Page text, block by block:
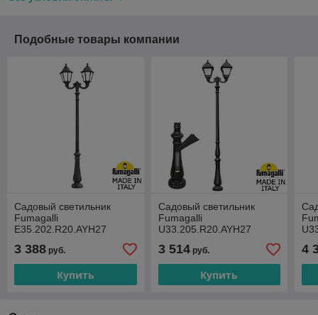
Подобные товары компании
Садовый светильник
Fumagalli
E35.202.R20.AYH27
3 388 руб.
Купить
Садовый светильник
Fumagalli
U33.205.R20.AYH27
3 514руб.
Купить
4